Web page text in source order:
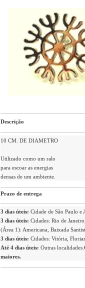
Descrição
10 CM. DE DIAMETRO
Utilizado como um ralo
para escoar as energias
densas de um ambiente.
Prazo de entrega
3 dias úteis: Cidade de São Paulo e
3 dias úteis: Cidades: Rio de
(Área 1): Americana, Baixada
3 dias úteis: Cidades: Vitória,
Até 4 dias úteis: Outras localidades.
maiores.